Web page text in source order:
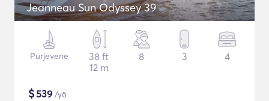
Jeanneau Sun Odyssey 39
Purjevene
38 ft
12 m
8 3 4
$539 /yö